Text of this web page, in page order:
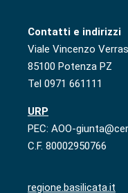
Contatti e indirizzi
Viale Vincenzo
85100 Potenza PZ
Tel 0971 661111
URP
PEC: AOO-
C.F. 80002950766
regione.basilicata.it